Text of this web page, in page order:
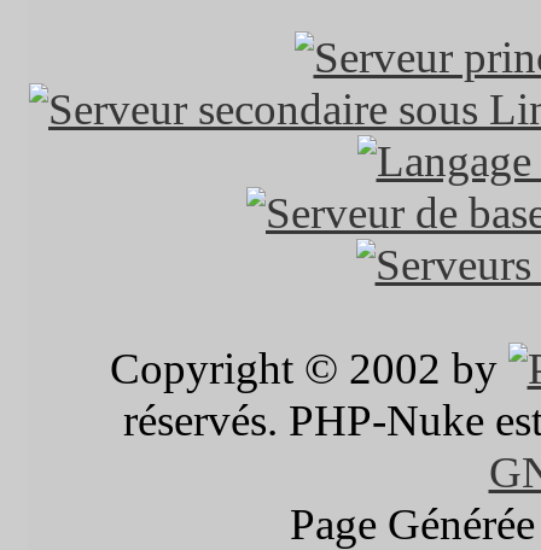
Copyright © 2002 by
réservés. PHP-Nuke
Page